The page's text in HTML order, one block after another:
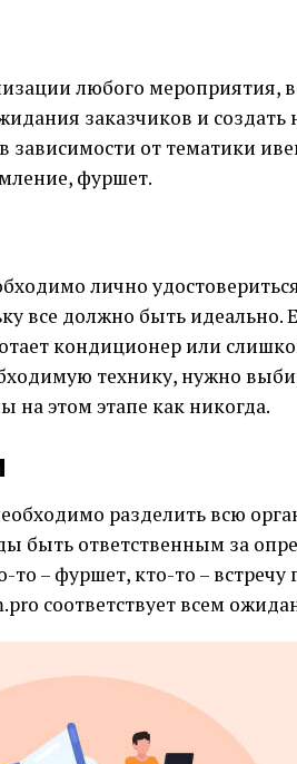
любого мероприятия,
заказчиков и
зависимости от тематики
фуршет.
лично
все должно быть идеально.
кондиционер или
технику, нужно
на этом этапе как никогда.
разделить всю
быть ответственным за
– фуршет, кто-то – встречу
соответствует всем